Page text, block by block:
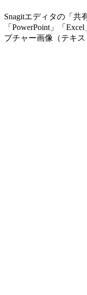
Snagitエディタの「共
「PowerPoint」「
プチャー画像（テキ